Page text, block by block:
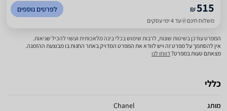
₪515
משלוח חינם עד 4 ימי עסקים
לפרטים נוספים
המפרט עודכן בשיטות שונות, לרבות שימוש בכלי בינה מלאכותית ועשוי להכיל שגיאות.
אין להסתמך על מפרט זה ויש לוודא את המפרט המדויק באתר החנות בו מבוצעת ההזמנה.
מצאתם טעות במפרט?דווחו לנו
כללי
מותג Chanel